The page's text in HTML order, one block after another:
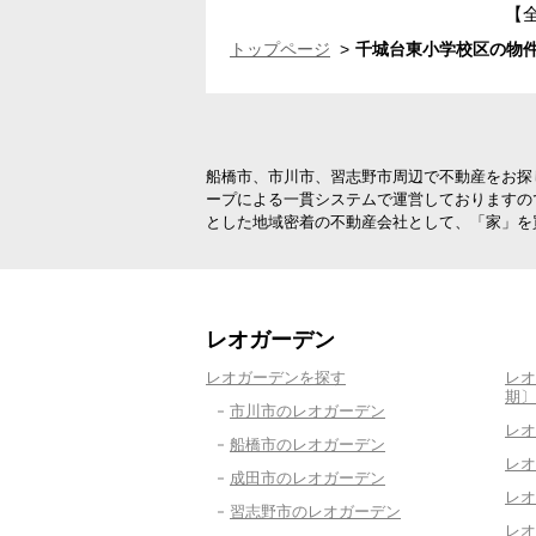
【
トップページ 千城台東小学校区の物
船橋市、市川市、習志野市周辺で不動産をお
ープによる一貫システムで運営しております
とした地域密着の不動産会社として、「家」
レオガーデン
レオガーデンを探す
市川市のレオガーデン
船橋市のレオガーデン
成田市のレオガーデン
習志野市のレオガーデン
レ
期〕
レ
レ
レ
レ